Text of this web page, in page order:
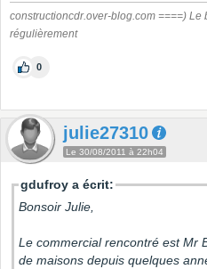
constructioncdr.over-blog.com ====)
régulièrement
0
julie27310
Le 30/08/2011 à 22h04
gdufroy a écrit:
Bonsoir Julie,
Le commercial rencontré est Mr
de maisons depuis quelques